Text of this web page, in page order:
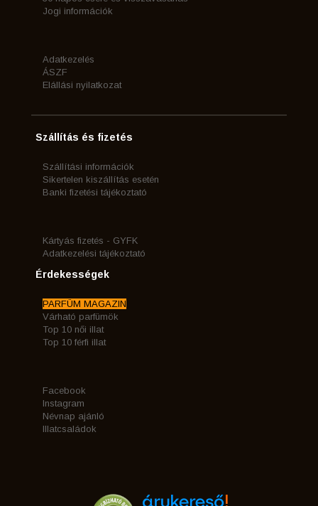
Jogi információk
Adatkezelés
ÁSZF
Elállási nyilatkozat
Szállítás és fizetés
Szállítási információk
Sikertelen kiszállítás esetén
Banki fizetési tájékoztató
Kártyás fizetés - GYFK
Adatkezelési tájékoztató
Érdekességek
PARFÜM MAGAZIN
Várható parfümök
Top 10 női illat
Top 10 férfi illat
Facebook
Instagram
Névnap ajánló
Illatcsaládok